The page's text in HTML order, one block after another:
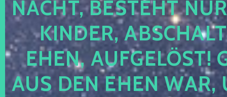
CHT, BESTEHT NUR
NDER,
EN, AUFGELÖST!
S DEN EHEN WAR,